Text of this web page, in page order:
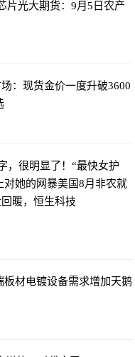
片光大期货：9月5日农产
：现货金价一度升破3600
，很明显了！“最快女护
对她的网暴美国8月非农就
暖，恒生科技
材电镀设备需求增加天鹅